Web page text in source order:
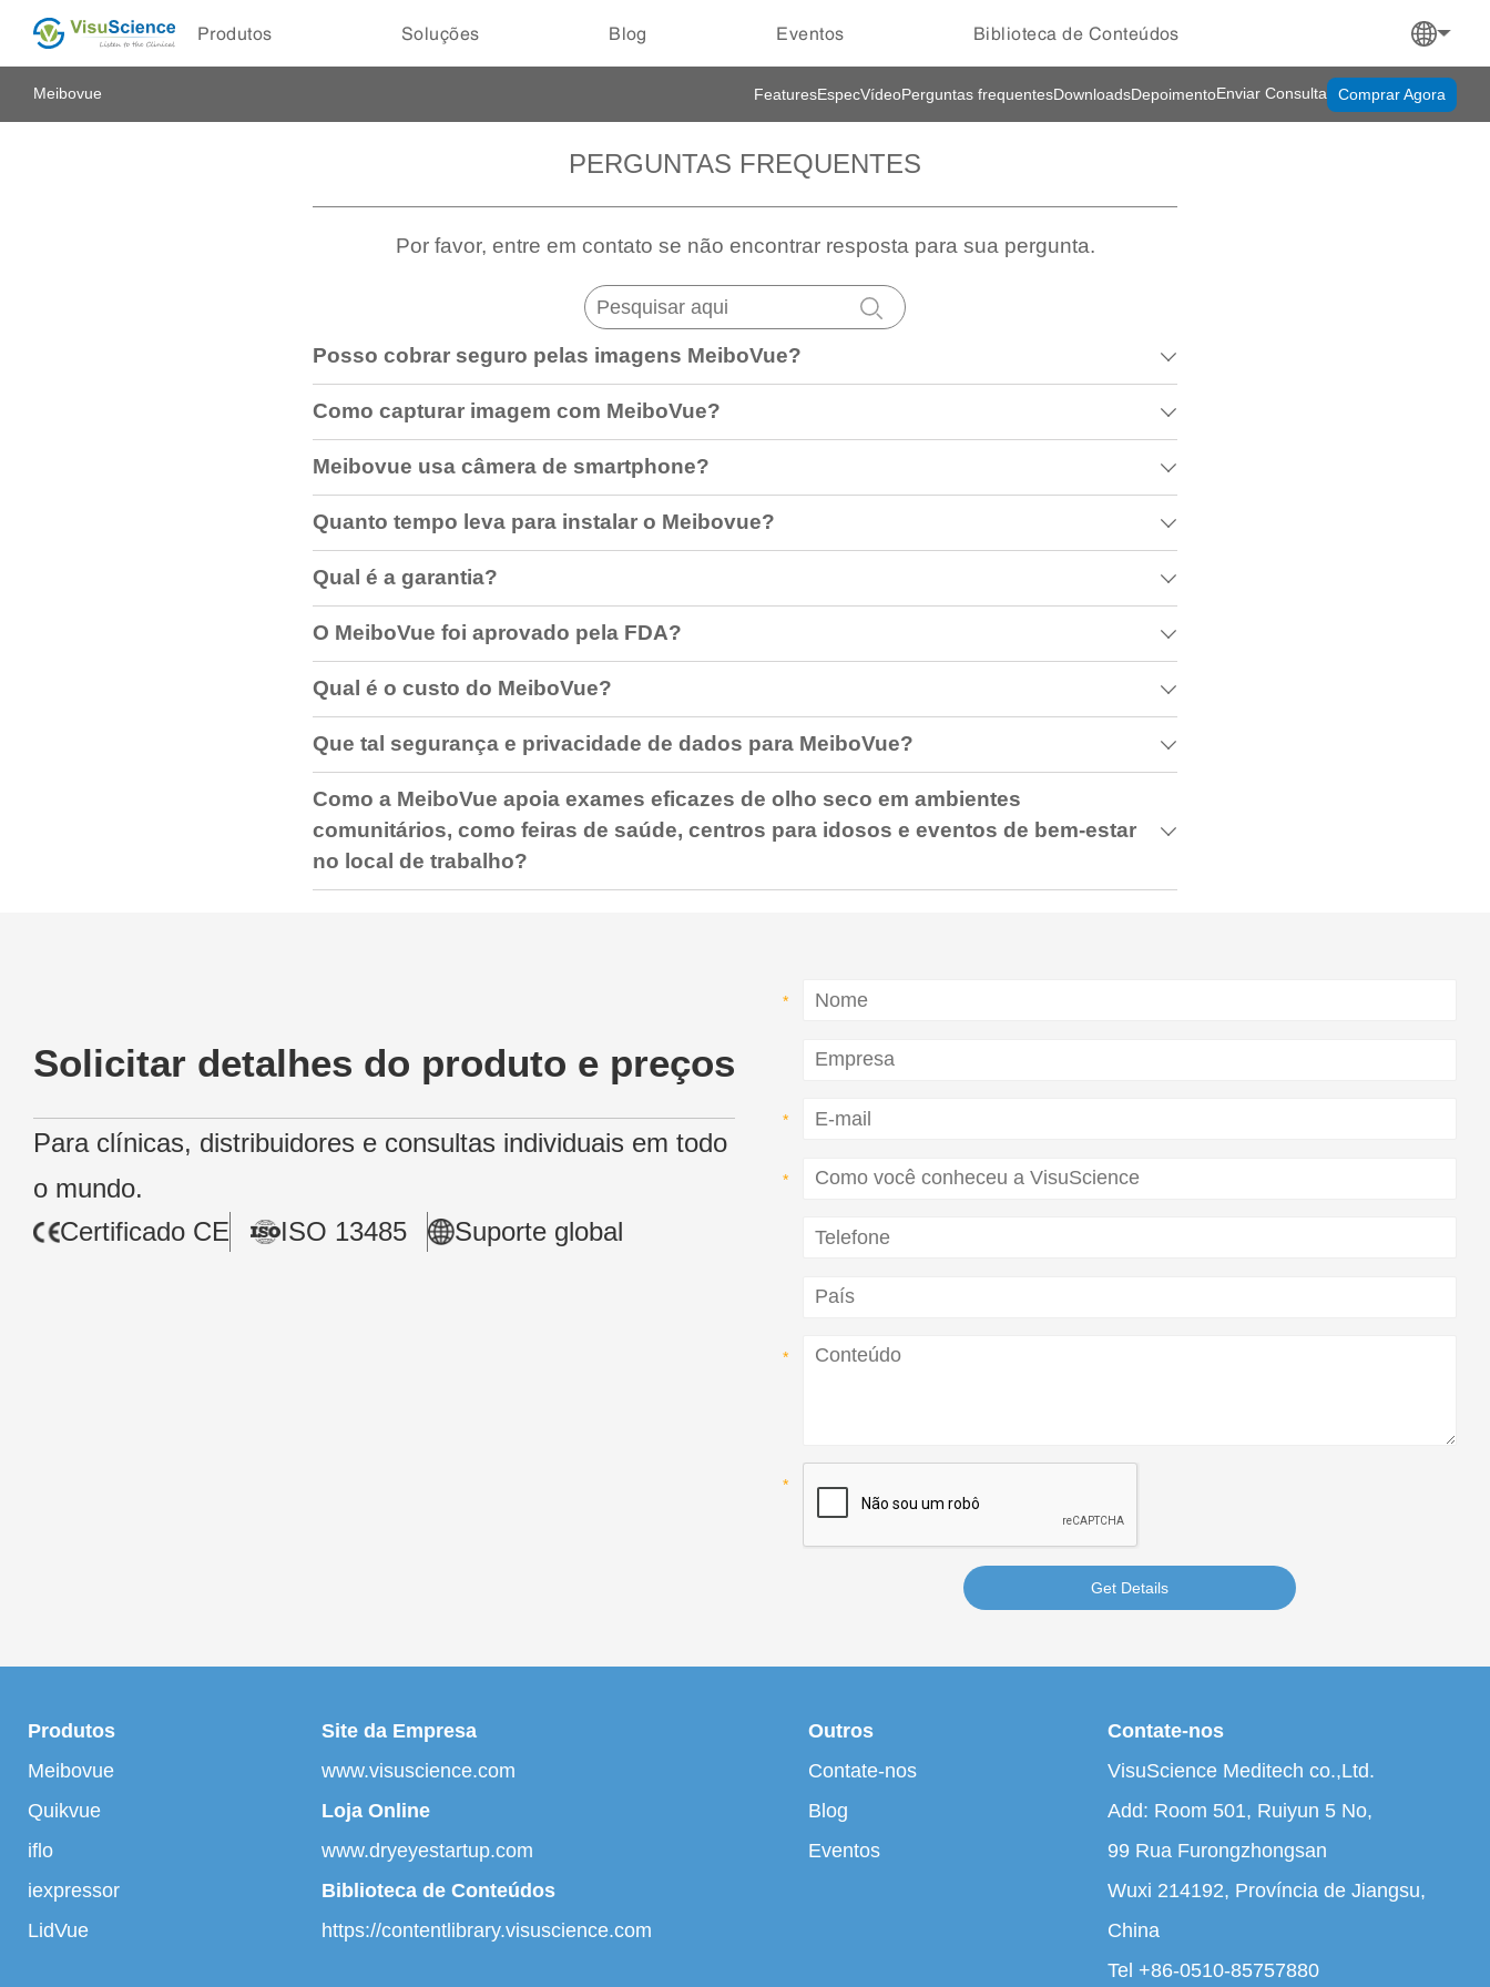
Produtos Soluções Blog Eventos Biblioteca de Conteúdos
Meibovue FeaturesEspecVídeoPerguntas frequentesDownloadsDepoimentoEnviar Consulta Comprar Agora
PERGUNTAS FREQUENTES
Por favor, entre em contato se não encontrar resposta para sua pergunta.
Posso cobrar seguro pelas imagens MeiboVue? 
Como capturar imagem com MeiboVue? 
Meibovue usa câmera de smartphone? 
Quanto tempo leva para instalar o Meibovue? 
Qual é a garantia? 
O MeiboVue foi aprovado pela FDA? 
Qual é o custo do MeiboVue? 
Que tal segurança e privacidade de dados para MeiboVue? 
Como a MeiboVue apoia exames eficazes de olho seco em ambientes
comunitários, como feiras de saúde, centros para idosos e eventos de bem-estar
no local de trabalho?

Solicitar detalhes do produto e preços
Para clínicas, distribuidores e consultas individuais em todo
o mundo.
Certificado CE
ISO 13485 Suporte global
Get Details
Produtos
Meibovue
Quikvue
iflo
iexpressor
LidVue
Site da Empresa
www.visuscience.com
Loja Online
www.dryeyestartup.com
Biblioteca de Conteúdos
https://contentlibrary.visuscience.com
Outros
Contate-nos
Blog
Eventos
Contate-nos
VisuScience Meditech co.,Ltd.
Add: Room 501, Ruiyun 5 No,
99 Rua Furongzhongsan
Wuxi 214192, Província de Jiangsu,
China
Tel +86-0510-85757880